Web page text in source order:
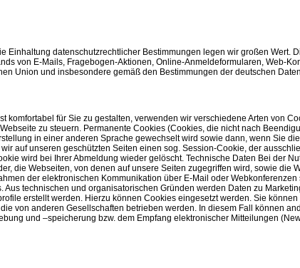
Einhaltung datenschutzrechtlicher Bestimmungen legen wir großen Wert.
von E-Mails, Fragebogen-Aktionen, Online-Anmeldeformularen, Web-
Union und insbesondere gemäß den Bestimmungen der deutschen
komfortabel für Sie zu gestalten, verwenden wir verschiedene Arten von
zu steuern. Permanente Cookies (Cookies, die nicht nach
in einer anderen Sprache gewechselt wird sowie dann, wenn Sie
auf unseren geschützten Seiten einen sog. Session-Cookie, der
wird bei Ihrer Abmeldung wieder gelöscht. Technische Daten Bei der
die Webseiten, von denen auf unsere Seiten zugegriffen wird, sowie die
der elektronischen Kommunikation über E-Mail oder
Aus technischen und organisatorischen Gründen werden Daten zu
erstellt werden. Hierzu können Cookies eingesetzt werden. Sie
von anderen Gesellschaften betrieben werden. In diesem Fall können
und –speicherung bzw. dem Empfang elektronischer Mitteilungen